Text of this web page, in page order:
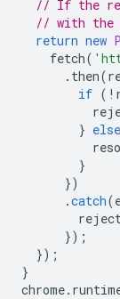
// If the
// with the
return new
fetch(
. then(
if ( !
} else
}
})
.catch(
});
});
}
chrome.